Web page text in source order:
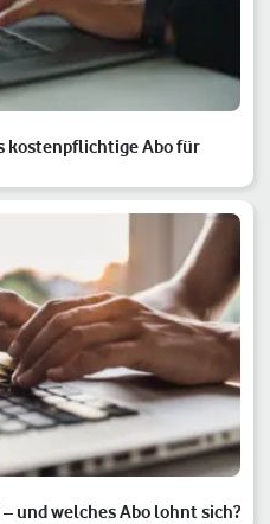
kostenpflichtige Abo für
und welches Abo lohnt sich?